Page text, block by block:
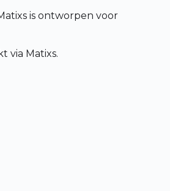
is ontworpen voor
via Matixs.